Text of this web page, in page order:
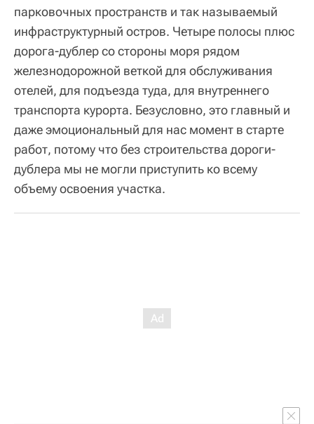
парковочных пространств и так называемый
инфраструктурный остров. Четыре полосы плюс
дорога-дублер со стороны моря рядом
железнодорожной веткой для обслуживания
отелей, для подъезда туда, для внутреннего
транспорта курорта. Безусловно, это главный и
даже эмоциональный для нас момент в старте
работ, потому что без строительства дороги-
дублера мы не могли приступить ко всему
объему освоения участка.